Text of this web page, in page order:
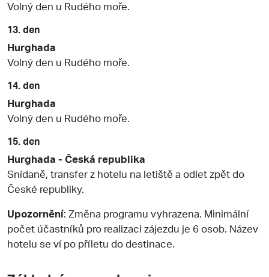
Volný den u Rudého moře.
13. den
Hurghada
Volný den u Rudého moře.
14. den
Hurghada
Volný den u Rudého moře.
15. den
Hurghada - Česká republika
Snídaně, transfer z hotelu na letiště a odlet zpět do
České republiky.
Upozornění: Změna programu vyhrazena. Minimální
počet účastníků pro realizaci zájezdu je 6 osob. Název
hotelu se ví po příletu do destinace.